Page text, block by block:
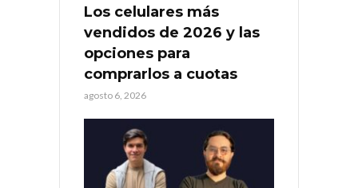
Los celulares más
vendidos de 2026 y las
opciones para
comprarlos a cuotas
agosto 6, 2026